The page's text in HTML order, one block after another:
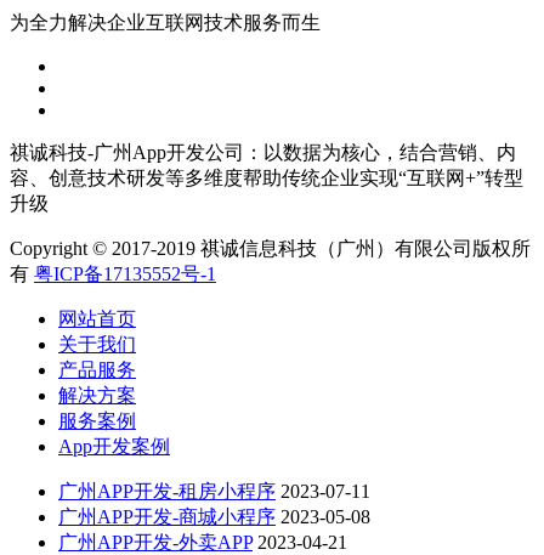
为全力解决企业互联网技术服务而生
祺诚科技-广州App开发公司：以数据为核心，结合营销、内
容、创意技术研发等多维度帮助传统企业实现“互联网+”转型
升级
Copyright © 2017-2019 祺诚信息科技（广州）有限公司版权所
有 粤ICP备17135552号-1
网站首页
关于我们
产品服务
解决方案
服务案例
App开发案例
广州APP开发-租房小程序 2023-07-11
广州APP开发-商城小程序 2023-05-08
广州APP开发-外卖APP 2023-04-21